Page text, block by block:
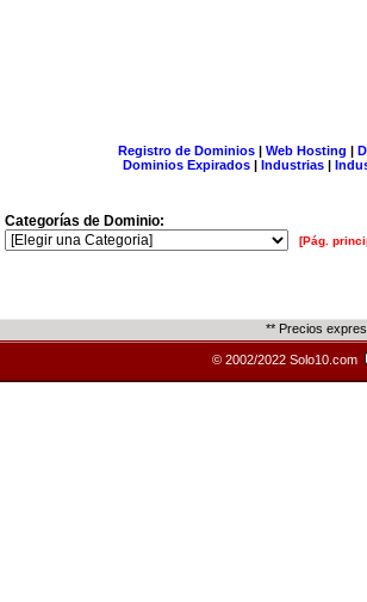
Registro de Dominios| Web Hosting |
Dominios Expirados | Industrias |
Categorías de Dominio:
[Pág.
** Precios
© 2002/2022 Solo10.com